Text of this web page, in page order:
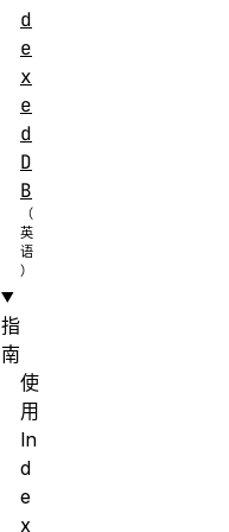
d
e
x
e
d
D
B
指
南
使
用
In
d
e
x